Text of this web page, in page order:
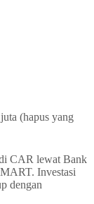
(hapus yang
CAR lewat Bank
Investasi
dengan